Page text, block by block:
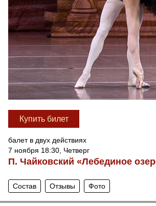
Купить билет
балет в двух действиях
7 ноября 18:30, Четверг
П. Чайковский «Лебединое
Состав Отзывы Фото